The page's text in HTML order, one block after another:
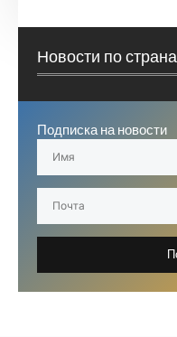
Новости по
Подписка на новости